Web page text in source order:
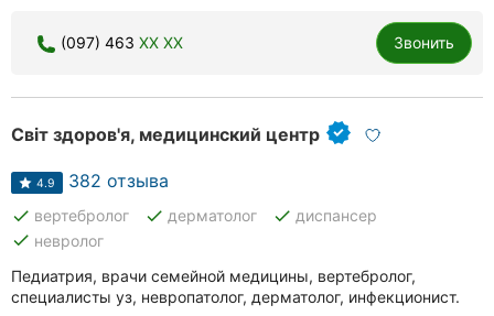
(097) 463 XX XX Звонить
Світ здоров'я, медицинский центр
4.9 382 отзыва
done вертебролог done дерматолог done диспансер
done невролог
Педиатрия, врачи семейной медицины, вертебролог,
специалисты уз, невропатолог, дерматолог, инфекционист.